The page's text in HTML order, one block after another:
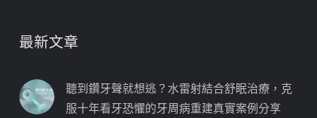
最新文章
聽到鑽牙聲就想逃？水雷射結合舒眠治療，克
服十年看牙恐懼的牙周病重建真實案例分享